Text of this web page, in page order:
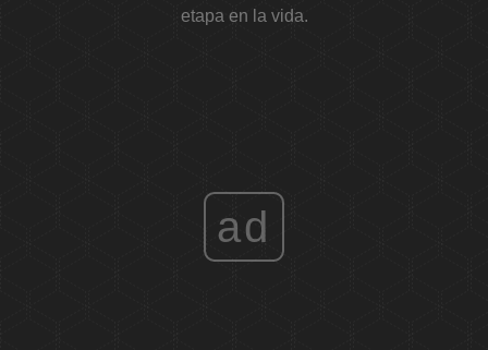
etapa en la vida.
ad